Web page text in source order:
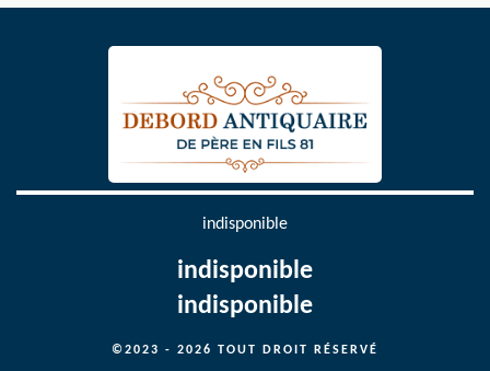
indisponible
indisponible
indisponible
©2023 - 2026 TOUT DROIT RÉSERVÉ